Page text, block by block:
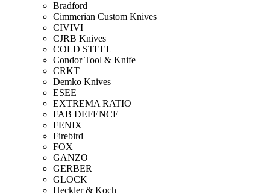
Bradford
Cimmerian Custom Knives
CIVIVI
CJRB Knives
COLD STEEL
Condor Tool & Knife
CRKT
Demko Knives
ESEE
EXTREMA RATIO
FAB DEFENCE
FENIX
Firebird
FOX
GANZO
GERBER
GLOCK
Heckler & Koch